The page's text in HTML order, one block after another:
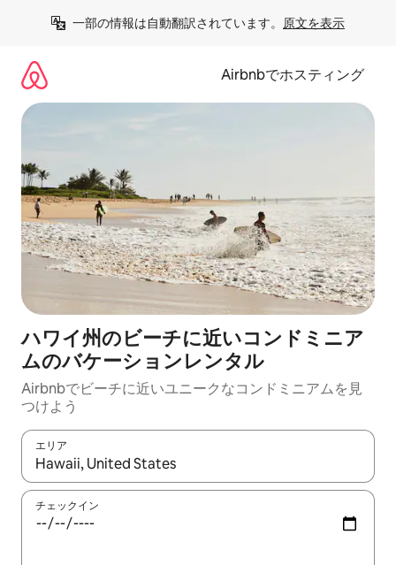
一部の情報は自動翻訳されています。 原文を表示
Airbnbでホスティング
ハワイ州のビーチに近いコンドミニア
ムのバケーションレンタル
Airbnbでビーチに近いユニークなコンドミニアムを見
つけよう
エリア
検索結果が表示されたら、上下の矢印キーを使って移動するか
チェックイン